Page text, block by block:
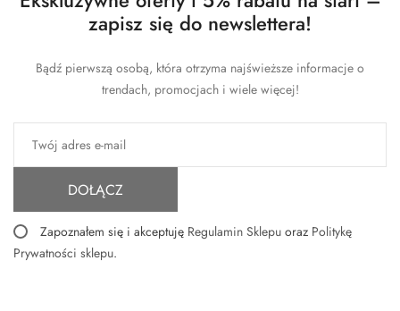
zapisz się do newslettera!
Bądź pierwszą osobą, która otrzyma najświeższe informacje o
trendach, promocjach i wiele więcej!
DOŁĄCZ
Zapoznałem się i akceptuję Regulamin Sklepu oraz Politykę
Prywatności sklepu.